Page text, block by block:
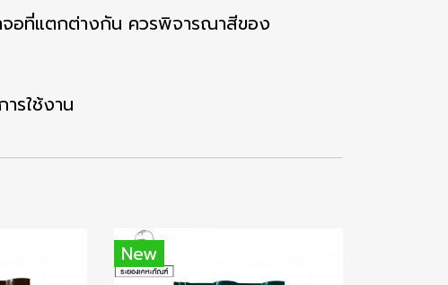
อที่แตกต่างกัน ควรพิจารณาสีของ
รใช้งาน
New